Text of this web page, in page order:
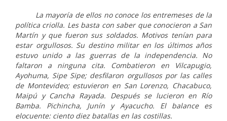
La mayoría de ellos no conoce los entremeses de la
política criolla. Les basta con saber que conocieron a San
Martín y que fueron sus soldados. Motivos tenían para
estar orgullosos. Su destino militar en los últimos años
estuvo unido a las guerras de la independencia. No
faltaron a ninguna cita. Combatieron en Vilcapugio,
Ayohuma, Sipe Sipe; desfilaron orgullosos por las calles
de Montevideo; estuvieron en San Lorenzo, Chacabuco,
Maipú y Cancha Rayada. Después se lucieron en Río
Bamba. Pichincha, Junín y Ayacucho. El balance es
elocuente: ciento diez batallas en las costillas.